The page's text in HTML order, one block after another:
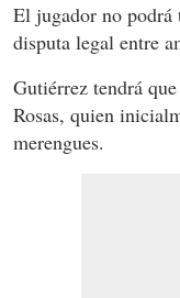
El jugador no podrá
disputa legal entre
Gutiérrez tendrá
Rosas, quien
merengues.